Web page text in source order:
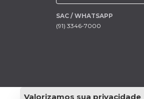
SAC / WHATSAPP
(91) 3346-7000
Valorizamos sua privacidade